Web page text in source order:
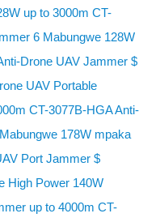
up to 3000m CT-
6 Mabungwe 128W
Drone UAV Jammer $
UAV Portable
CT-3077B-HGA Anti-
178W mpaka
Port Jammer $
High Power 140W
up to 4000m CT-